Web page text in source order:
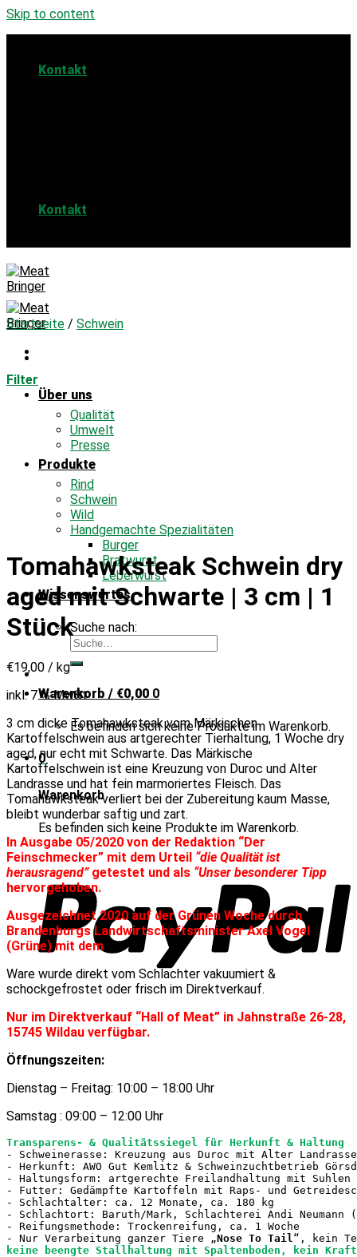
Skip to content
Kontakt
Kontakt
Über uns
Qualität
Umwelt
Presse
Produkte
Rind
Schwein
Wild
Handgemachte Spezialitäten
Burger
Bratwurst
Leberwurst
Wissenswertes
Suche nach:
Warenkorb / €0,00 0
Es befinden sich keine Produkte im Warenkorb.
0
Warenkorb
Es befinden sich keine Produkte im Warenkorb.
Startseite / Schwein
Filter
Tomahawksteak Schwein dry
aged mit Schwarte | 3 cm | 1
Stück
€19,00 / kg
inkl. 7 % MwSt.
3 cm dicke Tomahawksteak vom Märkischen
Kartoffelschwein aus artgerechter Tierhaltung, 1 Woche dry
aged, nur echt mit Schwarte. Das Märkische
Kartoffelschwein ist eine Kreuzung von Duroc und Alter
Landrasse und hat fein marmoriertes Fleisch. Das
Tomahawksteak verliert bei der Zubereitung kaum Masse,
bleibt wunderbar saftig und zart.
In Ausgabe 05/2020 von der Redaktion “Der
Feinschmecker” mit dem Urteil “die Qualität ist
herausragend” getestet und als “Unser besonderer Tipp
hervorgehoben.
Ausgezeichnet 2020 auf der Grünen Woche durch
Brandenburgs Landwirtschaftsminister Axel Vogel
(Grüne) mit dem
Ware wurde direkt vom Schlachter vakuumiert &
schockgefrostet oder frisch im Direktverkauf.
Nur im Direktverkauf “Hall of Meat” in Jahnstraße 26-28,
15745 Wildau verfügbar.
Öffnungszeiten:
Dienstag – Freitag: 10:00 – 18:00 Uhr
Samstag : 09:00 – 12:00 Uhr
Transparens- & Qualitätssiegel für Herkunft & Haltung
- Schweinerasse: Kreuzung aus Duroc mit Alter
- Herkunft: AWO Gut Kemlitz & Schweinzuchtbetrieb
- Haltungsform: artgerechte Freilandhaltung mit Suhlen
- Futter: Gedämpfte Kartoffeln mit Raps- und
- Schlachtalter: ca. 12 Monate, ca. 180 kg
- Schlachtort: Baruth/Mark, Schlachterei Andi
- Reifungsmethode: Trockenreifung, ca. 1 Woche
- Nur Verarbeitung ganzer Tiere
„Nose To Tail “
keine beengte Stallhaltung mit Spaltenboden, kein